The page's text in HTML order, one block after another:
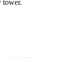
tower.